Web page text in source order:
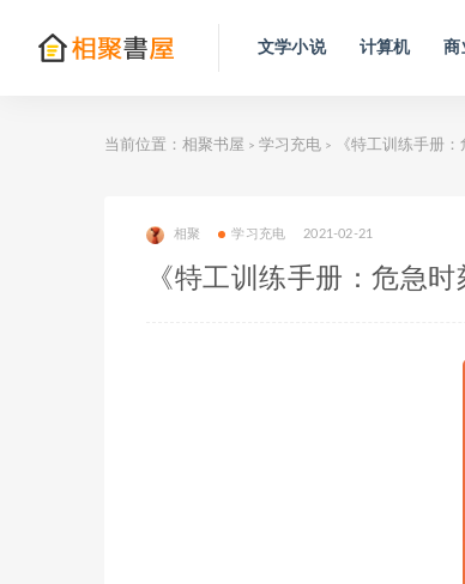
文学小说 计算机 商
当前位置： 相聚书屋 > 学习充电 > 《特工训练手册：
相聚 学习充电 2021-02-21
《特工训练手册：危急时